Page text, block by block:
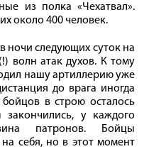
из полка «Чехатвал».
около 400 человек.
ночи следующих суток на
волн атак духов. К тому
нашу артиллерию уже
до врага иногда
в строю осталось
закончились, у каждого
патронов. Бойцы
себя, но в этот момент